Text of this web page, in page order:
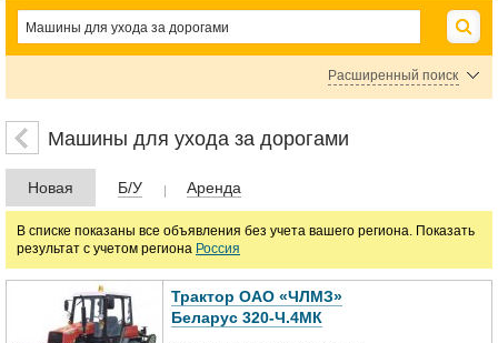
Расширенный поиск
Разбрасыватели песка и реагентов, соли
Цена
руб.
Марка
Машины для ухода за дорогами
Новая Б/У Аренда
В списке показаны все объявления без учета вашего региона. Показать
результат с учетом региона Россия
Трактор ОАО «ЧЛМЗ»
Беларус 320-Ч.4МК